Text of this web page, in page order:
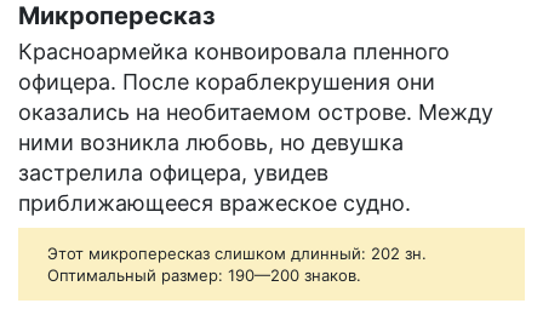
Микропересказ
Красноармейка конвоировала пленного
офицера. После кораблекрушения они
оказались на необитаемом острове. Между
ними возникла любовь, но девушка
застрелила офицера, увидев
приближающееся вражеское судно.
Этот микропересказ слишком длинный: 202 зн.
Оптимальный размер: 190—200 знаков.